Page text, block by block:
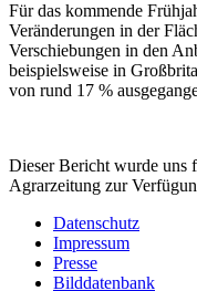
Für das kommende
Veränderungen in der
Verschiebungen in den
beispielsweise in
von rund 17 %
Dieser Bericht wurde uns
Agrarzeitung zur
Datenschutz
Impressum
Presse
Bilddatenbank